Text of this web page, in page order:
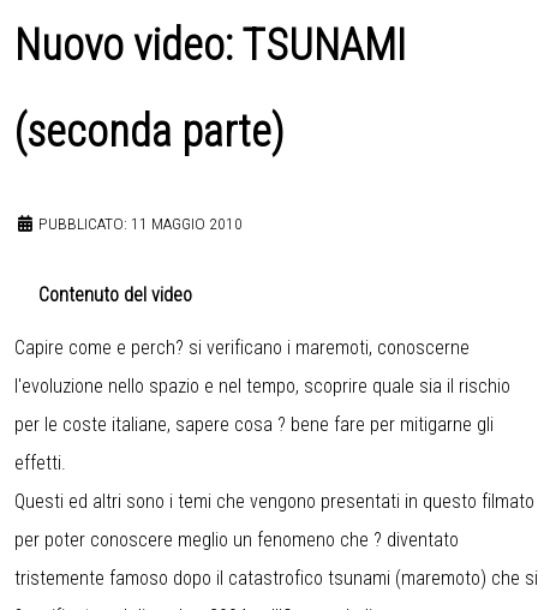
Nuovo video: TSUNAMI
(seconda parte)
PUBBLICATO: 11 MAGGIO 2010
Contenuto del video
Capire come e perch? si verificano i maremoti, conoscerne
l'evoluzione nello spazio e nel tempo, scoprire quale sia il rischio
per le coste italiane, sapere cosa ? bene fare per mitigarne gli
effetti.
Questi ed altri sono i temi che vengono presentati in questo filmato
per poter conoscere meglio un fenomeno che ? diventato
tristemente famoso dopo il catastrofico tsunami (maremoto) che si